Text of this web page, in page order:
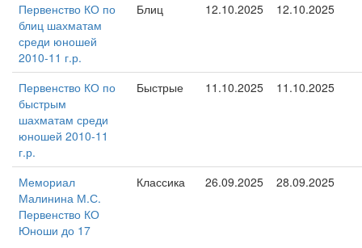
Первенство КО по
блиц шахматам
среди юношей
2010-11 г.р.
Блиц 12.10.2025 12.10.2025
Первенство КО по
быстрым
шахматам среди
юношей 2010-11
г.р.
Быстрые 11.10.2025 11.10.2025
Мемориал
Малинина М.С.
Первенство КО
Юноши до 17
Классика 26.09.2025 28.09.2025